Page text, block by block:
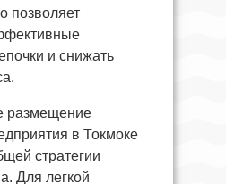
позволяет
и снижать
размещение
в Токмоке
стратегии
Для легкой